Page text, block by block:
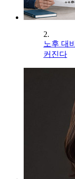
2.
노후 대
커진다